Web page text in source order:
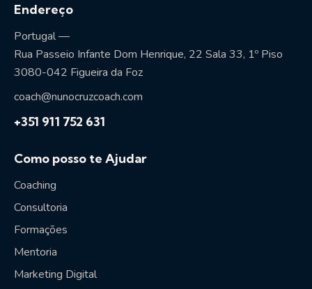
Endereço
Portugal —
Rua Passeio Infante Dom Henrique, 22 Sala 33, 1º Piso
3080-042 Figueira da Foz
coach@nunocruzcoach.com
+351 911 752 631
Como posso te Ajudar
Coaching
Consultoria
Formações
Mentoria
Marketing Digital